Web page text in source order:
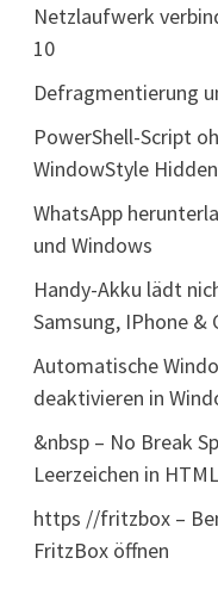
Netzlaufwerk
10
Defragmentierung
PowerShell-Script
WindowStyle
WhatsApp
und Windows
Handy-Akku lädt
Samsung, IPhone &
Automatische
deaktivieren in
&nbsp – No Break
Leerzeichen in HTML
https //fritzbox –
FritzBox öffnen